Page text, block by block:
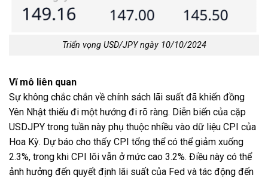
Triển vọng USD/JPY ngày 10/10/2024
Vĩ mô liên quan
Sự không chắc chắn về chính sách lãi suất đã khiến đồng
Yên Nhật thiếu đi một hướng đi rõ ràng. Diễn biến của cặp
USDJPY trong tuần này phụ thuộc nhiều vào dữ liệu CPI của
Hoa Kỳ. Dự báo cho thấy CPI tổng thể có thể giảm xuống
2.3%, trong khi CPI lõi vẫn ở mức cao 3.2%. Điều này có thể
ảnh hưởng đến quyết định lãi suất của Fed và tác động đến